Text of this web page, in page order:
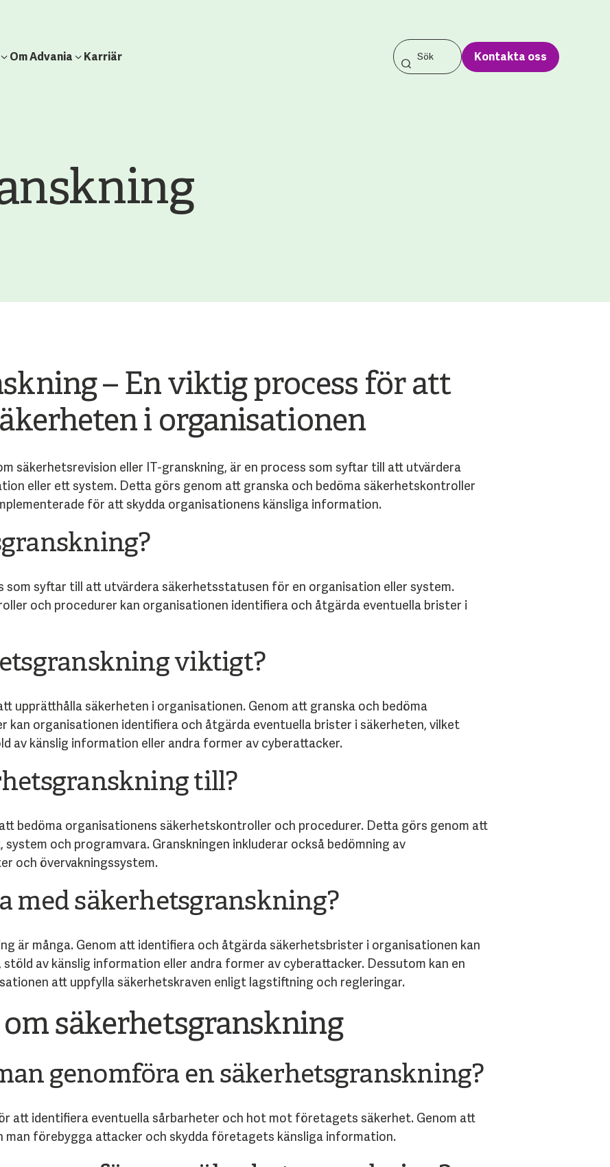
Om Advania Karriär Kontakta oss
– En viktig process för att
i organisationen
säkerhetsrevision eller IT-granskning, är en process som syftar till att utvärdera
eller ett system. Detta görs genom att granska och bedöma säkerhetskontroller
för att skydda organisationens känsliga information.
som syftar till att utvärdera säkerhetsstatusen för en organisation eller system.
och procedurer kan organisationen identifiera och åtgärda eventuella brister i
viktigt?
upprätthålla säkerheten i organisationen. Genom att granska och bedöma
kan organisationen identifiera och åtgärda eventuella brister i säkerheten, vilket
av känslig information eller andra former av cyberattacker.
till?
bedöma organisationens säkerhetskontroller och procedurer. Detta görs genom att
och programvara. Granskningen inkluderar också bedömning av
och övervakningssystem.
med säkerhetsgranskning?
är många. Genom att identifiera och åtgärda säkerhetsbrister i organisationen kan
av känslig information eller andra former av cyberattacker. Dessutom kan en
att uppfylla säkerhetskraven enligt lagstiftning och regleringar.
säkerhetsgranskning
genomföra en säkerhetsgranskning?
att identifiera eventuella sårbarheter och hot mot företagets säkerhet. Genom att
man förebygga attacker och skydda företagets känsliga information.